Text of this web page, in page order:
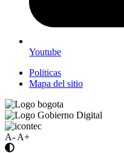
Youtube
Politicas
Mapa del sitio
A- A+